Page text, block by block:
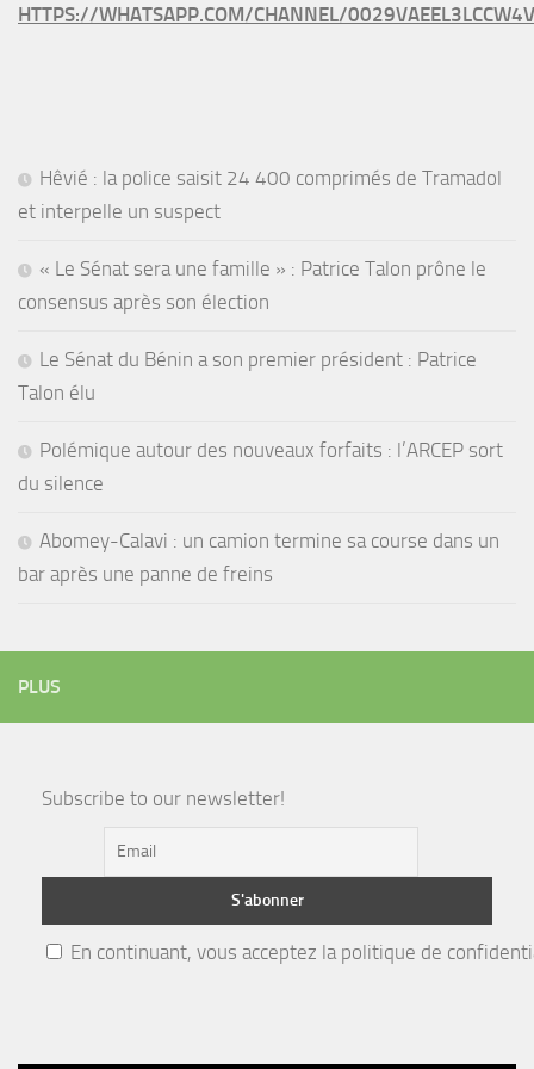
HTTPS://WHATSAPP.COM/CHANNEL/
Hêvié : la police saisit 24 400 comprimés de Tramadol
et interpelle un suspect
« Le Sénat sera une famille » : Patrice Talon prône le
consensus après son élection
Le Sénat du Bénin a son premier président : Patrice
Talon élu
Polémique autour des nouveaux forfaits : l’ARCEP sort
du silence
Abomey-Calavi : un camion termine sa course dans un
bar après une panne de freins
PLUS
Subscribe to our newsletter!
En continuant, vous acceptez la politique de